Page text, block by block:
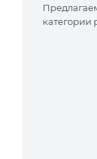
категории